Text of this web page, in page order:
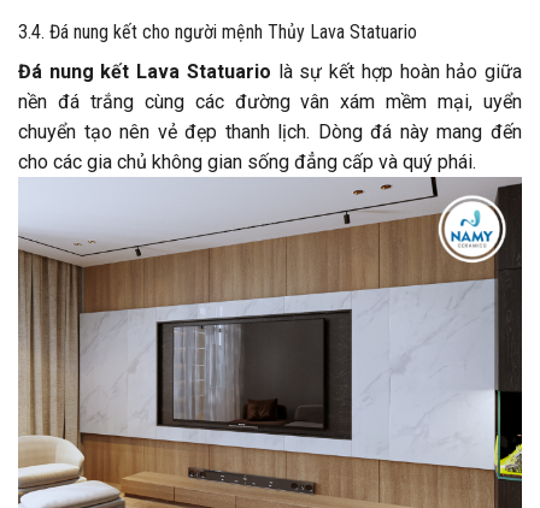
3.4. Đá nung kết cho người mệnh Thủy Lava Statuario
Đá nung kết Lava Statuario là sự kết hợp hoàn hảo giữa
nền đá trắng cùng các đường vân xám mềm mại, uyển
chuyển tạo nên vẻ đẹp thanh lịch. Dòng đá này mang đến
cho các gia chủ không gian sống đẳng cấp và quý phái.